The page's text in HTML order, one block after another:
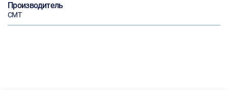
Производитель
СМТ